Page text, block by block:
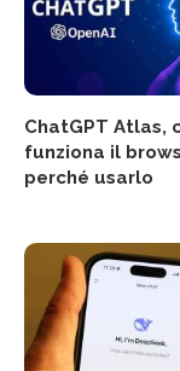
ChatGPT Atlas,
funziona il
perché usarlo